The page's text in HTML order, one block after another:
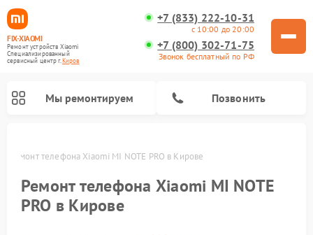
FIX-XIAOMI
Ремонт устройств Xiaomi
Специализированный
cервисный центр г.Киров
+7 (833) 222-10-31
с 10:00 до 20:00
+7 (800) 302-71-75
Звонок бесплатный по РФ
Мы ремонтируем Позвонить
Ремонт телефона Xiaomi MI NOTE PRO в Кирове
Ремонт телефона Xiaomi MI NOTE
PRO в Кирове